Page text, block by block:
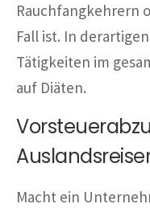
Rauchfangkehrern
Fall ist. In
Tätigkeiten im
auf Diäten.
Macht ein